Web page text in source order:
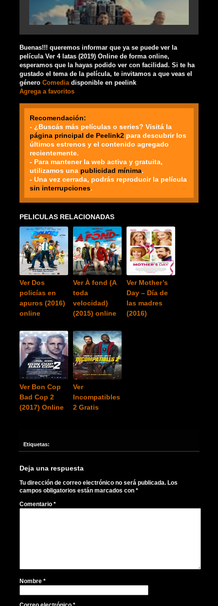
Buenas!!! queremos informar que ya se puede ver la
película Ver 4 latas (2019) Online de forma online,
esperamos que la hayas podido ver con facilidad. Si te ha
gustado el tema de la película, te invitamos a que veas el
género Comedia disponible en peelink
Agrega a favoritos
Recomendación:
- ¿Buscás más películas o series? Visitá la
página principal de Peelink2 para descubrir los
últimos estrenos y el contenido agregado
recientemente.
- Para mantener la web activa y gratuita,
utilizamos una publicidad mínima.
- Una vez cerrada, podrás reproducir la película
sin interrupciones.
PELICULAS RELACIONADAS
Ver Dos
policías en
apuros (2016)
online
Ver À fond (A
toda
velocidad)
(2015) online
Ver Mother’s
Day – Día de
las madres
(2016)
Ver Bon Cop
Bad Cop 2
(2017) Online
Ver
Incompatibles
2 Gratis
Etiquetas:
Deja una respuesta
Tu dirección de correo electrónico no será publicada. Los
campos obligatorios están marcados con *
Comentario *
Nombre *